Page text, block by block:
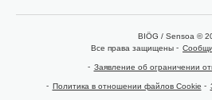
BIÖG / Sensoa ©
Все права защищены
Заявление об ограничении
Политика в отношении файлов Cookie